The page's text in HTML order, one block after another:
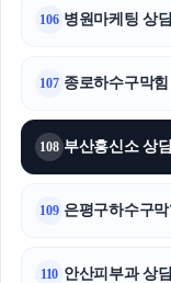
106 병원마케팅 상
107 종로하수구막
108 부산흥신소 상
109 은평구하수구
110 안산피부과 상